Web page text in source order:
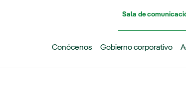
Sala de
Conócenos Gobierno corporativo